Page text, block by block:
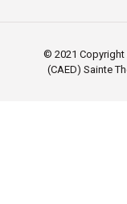
© 2021 Copyright
(CAED) Sainte